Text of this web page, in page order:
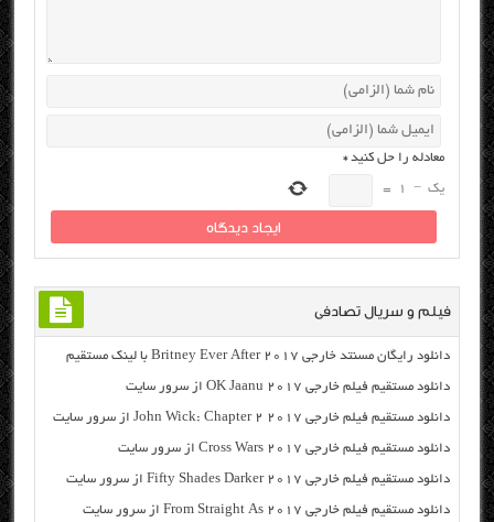
معادله را حل کنید*
یک −
1
=
فیلم و سریال تصادفی
دانلود رایگان مسنتد خارجی Britney Ever After 2017 با لینک مستقیم
دانلود مستقیم فیلم خارجی OK Jaanu 2017 از سرور سایت
دانلود مستقیم فیلم خارجی John Wick: Chapter 2 2017 از سرور سایت
دانلود مستقیم فیلم خارجی Cross Wars 2017 از سرور سایت
دانلود مستقیم فیلم خارجی Fifty Shades Darker 2017 از سرور سایت
دانلود مستقیم فیلم خارجی From Straight As 2017 از سرور سایت